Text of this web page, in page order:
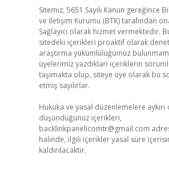
Sitemiz, 5651 Sayılı Kanun gereğince
ve İletişim Kurumu (BTK) tarafından
Sağlayıcı olarak hizmet vermektedir.
sitedeki içerikleri proaktif olarak
araştırma yükümlülüğümüz
üyelerimiz yazdıkları içeriklerin
taşımakta olup, siteye üye olarak bu
etmiş sayılırlar.
Hukuka ve yasal düzenlemelere
düşündüğünüz içerikleri,
backlinkpanelicomtr@gmail.com
halinde, ilgili içerikler yasal süre
kaldırılacaktır.